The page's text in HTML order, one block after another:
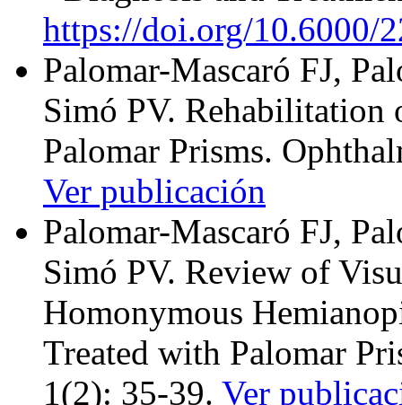
https://doi.org/10.6000/
Palomar-Mascaró FJ,
Simó PV. Rehabilitation
Palomar Prisms.
Ver publicación
Palomar-Mascaró FJ,
Simó PV. Review of
Homonymous
Treated with Palomar
1(2): 35-39. Ver